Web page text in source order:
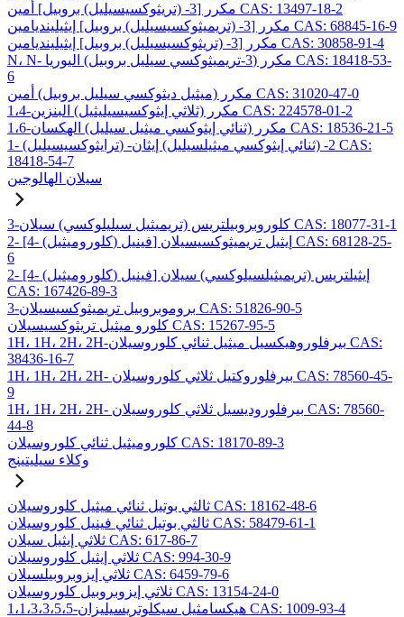
مكرر [3- (تريثوكسيسيليل) بروبيل] أمين CAS: 13497-18-2
مكرر [3- (تريميثوكسيسيليل) بروبيل] إيثيلينديامين CAS: 68845-16-9
مكرر [3- (تريثوكسيسيليل) بروبيل] إيثيلينديامين CAS: 30858-91-4
N، N- مكرر (3-تريميثوكسي سيليل بروبيل) اليوريا CAS: 18418-53-
6
مكرر (ميثيل ديثوكسي سيليل بروبيل) أمين CAS: 31020-47-0
1،4-مكرر (ثلاثي إيثوكسيسيليثيل) البنزين CAS: 224578-01-2
1،6-مكرر (ثنائي إيثوكسي ميثيل سيليل) الهكسان CAS: 18536-21-5
1- (ترايثوكسيسيليل) -2- (ثنائي إيثوكسي ميثيلسيليل) إيثان CAS:
18418-54-7
سيلان الهالوجين
3-كلوروبروبيلتريس (تريميثيل سيليلوكسي) سيلان CAS: 18077-31-1
2- [4- (كلوروميثيل) فينيل] إيثيل تريميثوكسيسيلان CAS: 68128-25-
6
2- [4- (كلوروميثيل) فينيل] إيثيلتريس (تريميثيلسيلوكسي) سيلان
CAS: 167426-89-3
3-بروموبروبيل تريميثوكسيسيلان CAS: 51826-90-5
كلورو ميثيل تريثوكسيسيلان CAS: 15267-95-5
1H، 1H، 2H، 2H-بيرفلوروهيكسيل ميثيل ثنائي كلوروسيلان CAS:
38436-16-7
1H، 1H، 2H، 2H- بيرفلوروكتيل ثلاثي كلوروسيلان CAS: 78560-45-
9
1H، 1H، 2H، 2H- بيرفلوروديسيل ثلاثي كلوروسيلان CAS: 78560-
44-8
كلوروميثيل ثنائي كلوروسيلان CAS: 18170-89-3
وكلاء سيليتينج
ثالثي بوتيل ثنائي ميثيل كلوروسيلان CAS: 18162-48-6
ثالثي بوتيل ثنائي فينيل كلوروسيلان CAS: 58479-61-1
ثلاثي إيثيل سيلان CAS: 617-86-7
ثلاثي إيثيل كلوروسيلان CAS: 994-30-9
ثلاثي إيزوبروبيلسيلان CAS: 6459-79-6
ثلاثي إيزوبروبيل كلوروسيلان CAS: 13154-24-0
1،1،3،3،5،5-هيكسامثيل سيكلوتريسيليزان CAS: 1009-93-4